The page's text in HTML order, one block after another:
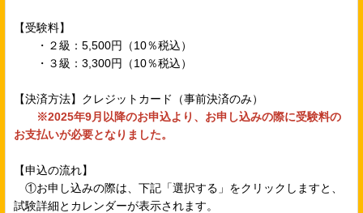
【受験料】
・２級：5,500円（10％税込）
・３級：3,300円（10％税込）
【決済方法】クレジットカード（事前決済のみ）
※2025年9月以降のお申込より、お申し込みの際に受験料の
お支払いが必要となりました。
【申込の流れ】
①お申し込みの際は、下記「選択する」をクリックしますと、
試験詳細とカレンダーが表示されます。